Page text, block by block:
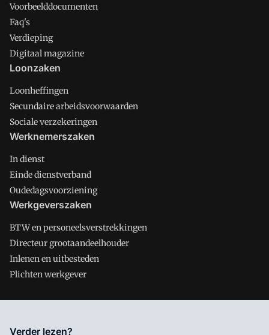
Voorbeelddocumenten
Faq's
Verdieping
Digitaal magazine
Loonzaken
Loonheffingen
Secundaire arbeidsvoorwaarden
Sociale verzekeringen
Werknemerszaken
In dienst
Einde dienstverband
Oudedagsvoorziening
Werkgeverszaken
BTW en personeelsverstrekkingen
Directeur grootaandeelhouder
Inlenen en uitbesteden
Plichten werkgever
Salarisnet is onderdeel van VMN media. Lees in
Verder lezen?